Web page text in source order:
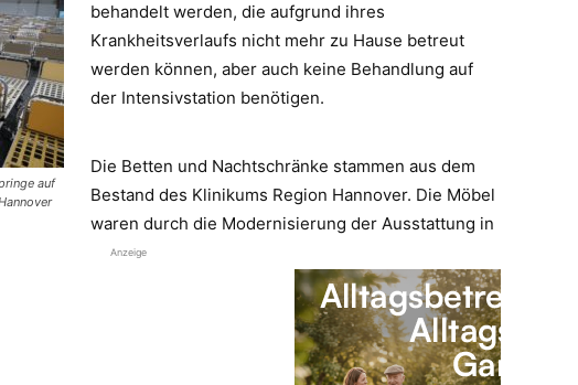
auf
behandelt werden, die aufgrund ihres
Krankheitsverlaufs nicht mehr zu Hause betreut
werden können, aber auch keine Behandlung auf
der Intensivstation benötigen.
Anzeige
Die Betten und Nachtschränke stammen aus dem
Bestand des Klinikums Region Hannover. Die Möbel
waren durch die Modernisierung der Ausstattung in